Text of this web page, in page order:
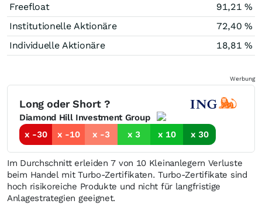
Freefloat
91,21 %
Institutionelle Aktionäre
72,40 %
Individuelle Aktionäre
18,81 %
Werbung
Long oder Short ?
Diamond Hill Investment Group
x -30
x -10 x -3 x 3 x 10 x 30
Im Durchschnitt erleiden 7 von 10 Kleinanlegern Verluste
beim Handel mit Turbo-Zertifikaten. Turbo-Zertifikate sind
hoch risikoreiche Produkte und nicht für langfristige
Anlagestrategien geeignet.